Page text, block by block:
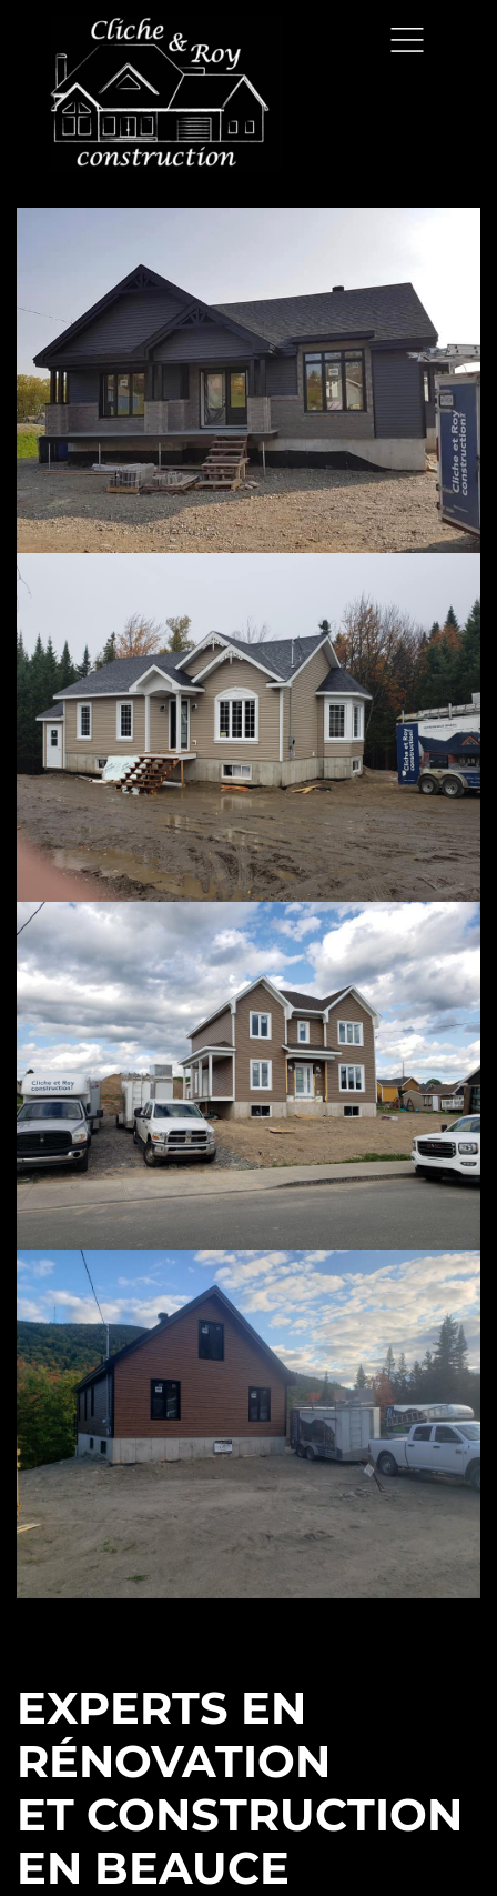
EXPERTS EN
RÉNOVATION
ET CONSTRUCTION
EN BEAUCE